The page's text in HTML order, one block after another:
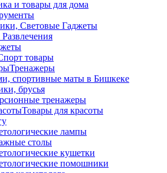
и товары для дома
Световые Гаджеты
товары
Тренажеры
спортивные маты в Бишкеке
брусья
тренажеры
Товары для красоты
лампы
столы
кушетки
помошники